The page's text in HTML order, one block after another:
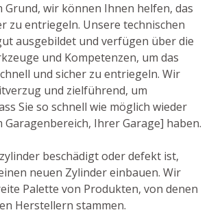
Grund, wir können Ihnen helfen, das
zu entriegeln. Unsere technischen
ausgebildet und verfügen über die
und Kompetenzen, um das
und sicher zu entriegeln. Wir
und zielführend, um
Sie so schnell wie möglich wieder
Ihrer Garage] haben.
beschädigt oder defekt ist,
neuen Zylinder einbauen. Wir
Palette von Produkten, von denen
Herstellern stammen.